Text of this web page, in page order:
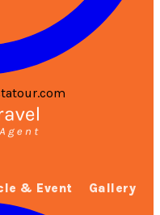
& Event Gallery